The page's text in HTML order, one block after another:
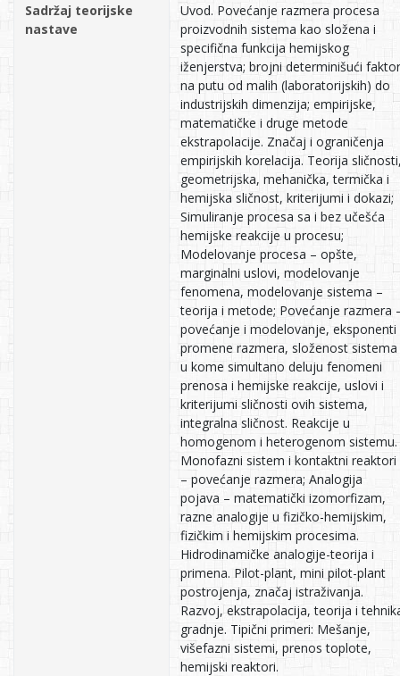
Sadržaj teorijske
nastave
Uvod. Povećanje razmera procesa
proizvodnih sistema kao složena i
specifična funkcija hemijskog
iženjerstva; brojni determinišući
na putu od malih (laboratorijskih) do
industrijskih dimenzija; empirijske,
matematičke i druge metode
ekstrapolacije. Značaj i ograničenja
empirijskih korelacija. Teorija
geometrijska, mehanička, termička i
hemijska sličnost, kriterijumi i dokazi;
Simuliranje procesa sa i bez učešća
hemijske reakcije u procesu;
Modelovanje procesa – opšte,
marginalni uslovi, modelovanje
fenomena, modelovanje sistema –
teorija i metode; Povećanje razmera
povećanje i modelovanje, eksponenti
promene razmera, složenost sistema
u kome simultano deluju fenomeni
prenosa i hemijske reakcije, uslovi i
kriterijumi sličnosti ovih sistema,
integralna sličnost. Reakcije u
homogenom i heterogenom sistemu.
Monofazni sistem i kontaktni reaktori
– povećanje razmera; Analogija
pojava – matematički izomorfizam,
razne analogije u fizičko-hemijskim,
fizičkim i hemijskim procesima.
Hidrodinamičke analogije-teorija i
primena. Pilot-plant, mini pilot-plant
postrojenja, značaj istraživanja.
Razvoj, ekstrapolacija, teorija i
gradnje. Tipični primeri: Mešanje,
višefazni sistemi, prenos toplote,
hemijski reaktori.